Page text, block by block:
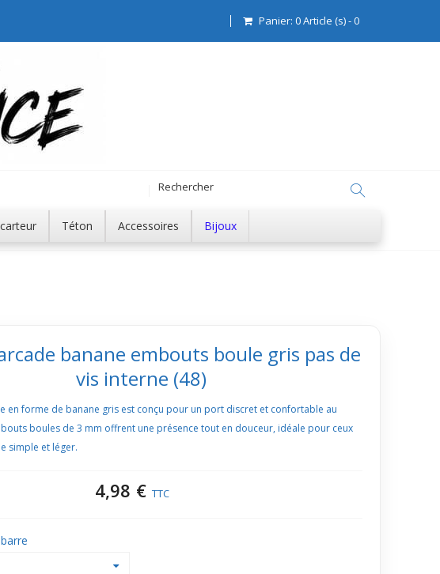
Panier: 0Article (s)-0
Téton Accessoires Bijoux
banane embouts boule gris pas de
vis interne (48)
en forme de banane gris est conçu pour un port discret et confortable au
boules de 3 mm offrent une présence tout en douceur, idéale pour ceux
simple et léger.
4,98 € TTC